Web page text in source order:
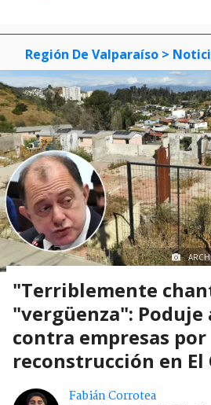
Región De Valparaíso >
"Terriblemente
"vergüenza":
contra empresas por
reconstrucción en El
Fabián Corrotea